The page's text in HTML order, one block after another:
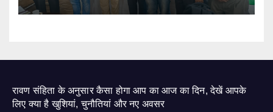
रावण संहिता के अनुसार कैसा होगा आप का आज का दिन, देखें आपके
लिए क्या है खुशियां, चुनौतियां और नए अवसर